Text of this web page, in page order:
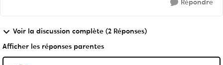
Répondre
Voir la discussion complète (2 Réponses)
Afficher les réponses parentes